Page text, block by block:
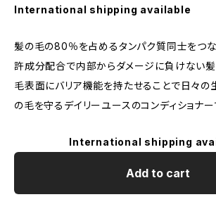
International shipping available
髪の毛の80％を占めるタンパク質同士をつ
許成分配合で内部からダメージに負けない髪
毛表面にバリア機能を持たせることで日々の
の毛を守るデイリーユースのコンディショナー
International shipping
Add to cart